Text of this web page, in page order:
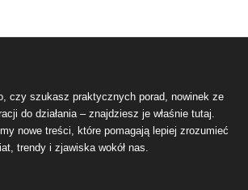
czy szukasz praktycznych porad, nowinek ze
do działania – znajdziesz je właśnie tutaj.
nowe treści, które pomagają lepiej zrozumieć
trendy i zjawiska wokół nas.